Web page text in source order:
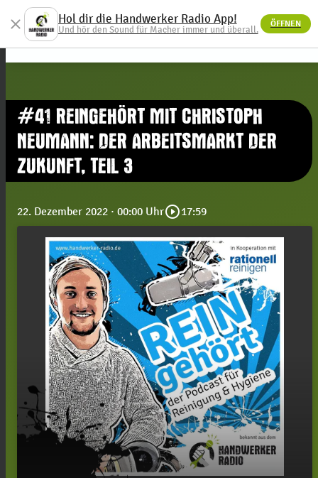
menu
#41 REINGEHÖRT MIT CHRISTOPH
NEUMANN: DER ARBEITSMARKT DER
ZUKUNFT, TEIL 3
22. Dezember 2022 · 00:00 Uhrplay_circle_outline17:59
close Hol dir die Handwerker Radio App!
Und hör den Sound für Macher immer und überall.
ÖFFNEN